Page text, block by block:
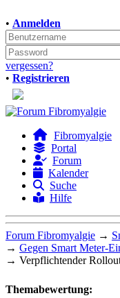
• Anmelden
vergessen?
• Registrieren
Fibromyalgie
Portal
Forum
Kalender
Suche
Hilfe
Forum Fibromyalgie →
→ Gegen Smart Meter-
→ Verpflichtender
Themabewertung: